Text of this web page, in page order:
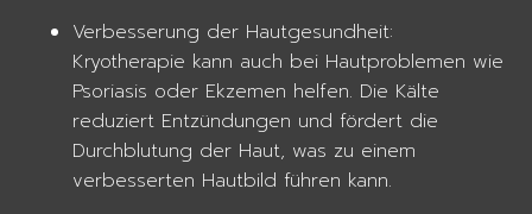
Verbesserung der Hautgesundheit:
Kryotherapie kann auch bei Hautproblemen wie
Psoriasis oder Ekzemen helfen. Die Kälte
reduziert Entzündungen und fördert die
Durchblutung der Haut, was zu einem
verbesserten Hautbild führen kann.